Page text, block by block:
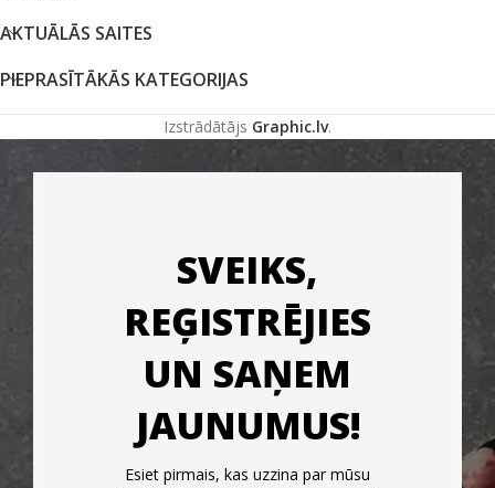
AKTUĀLĀS SAITES
PIEPRASĪTĀKĀS KATEGORIJAS
Izstrādātājs Graphic.lv.
SVEIKS,
REĢISTRĒJIES
UN SAŅEM
JAUNUMUS!
Esiet pirmais, kas uzzina par mūsu